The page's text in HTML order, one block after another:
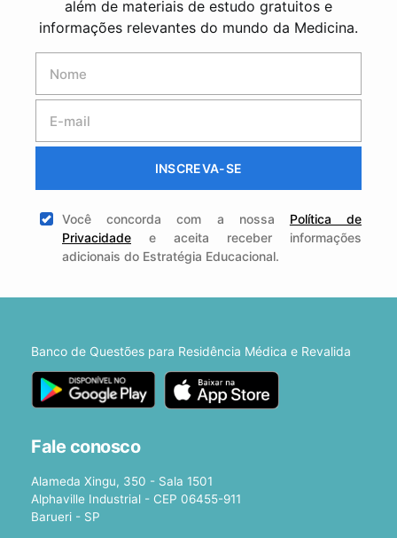
além de materiais de estudo gratuitos e
informações relevantes do mundo da Medicina.
INSCREVA-SE
Você concorda com a nossa Política de
Privacidade e aceita receber informações
adicionais do Estratégia Educacional.
Banco de Questões para Residência Médica e Revalida
Fale conosco
Alameda Xingu, 350 - Sala 1501
Alphaville Industrial - CEP 06455-911
Barueri - SP